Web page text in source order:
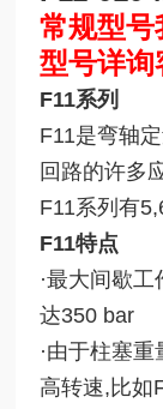
常规型
型号详询
F11系列
F11是弯轴
回路的许多
F11系列有
F11特点
·最大间歇
达350 bar
·由于柱塞
高转速,比如